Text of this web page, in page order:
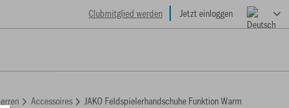
Clubmitglied werden Jetzt einloggen
Accessoires JAKO Feldspielerhandschuhe Funktion Warm